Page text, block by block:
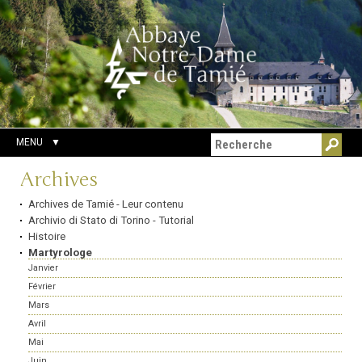
Aller
au
contenu.
|
Aller
à
la
navigation
Outils
personnels
Chercher par
Recherche
avancée…
MENU
Navigation
Archives
Archives de Tamié - Leur contenu
Archivio di Stato di Torino - Tutorial
Histoire
Martyrologe
Janvier
Février
Mars
Avril
Mai